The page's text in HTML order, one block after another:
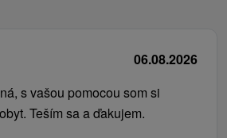
06.08.2026
s vašou pomocou som si
Teším sa a ďakujem.